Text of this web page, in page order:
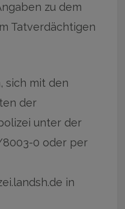
zu dem
Tatverdächtigen
sich mit den
der
unter der
0 oder per
in